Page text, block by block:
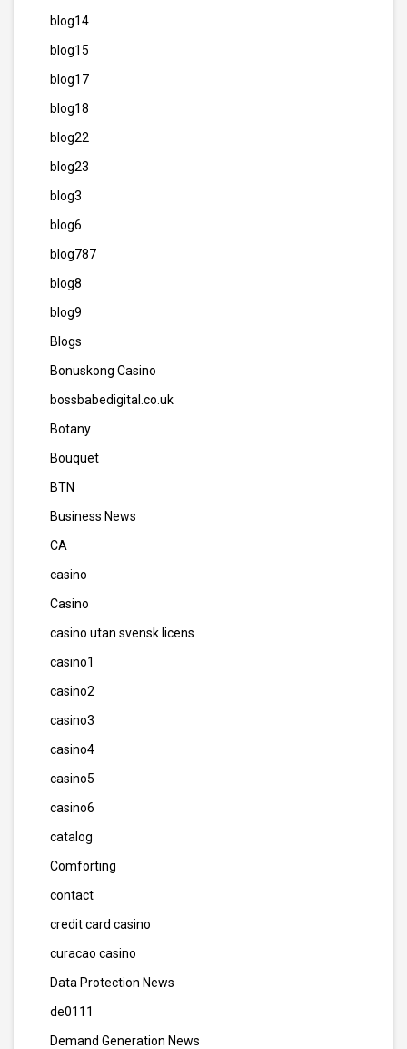
blog14
blog15
blog17
blog18
blog22
blog23
blog3
blog6
blog787
blog8
blog9
Blogs
Bonuskong Casino
bossbabedigital.co.uk
Botany
Bouquet
BTN
Business News
CA
casino
Casino
casino utan svensk licens
casino1
casino2
casino3
casino4
casino5
casino6
catalog
Comforting
contact
credit card casino
curacao casino
Data Protection News
de0111
Demand Generation News